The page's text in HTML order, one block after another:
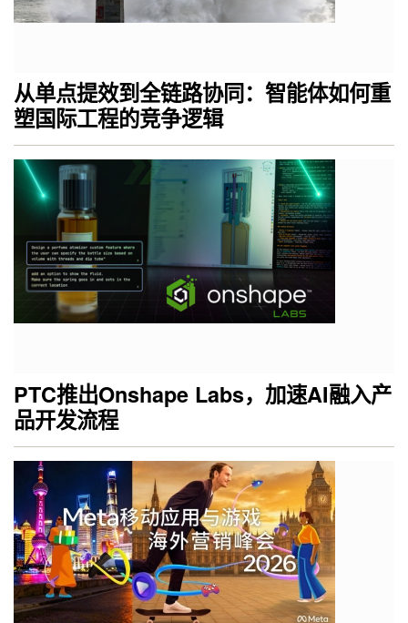
从单点提效到全链路协同：智能体如何重
塑国际工程的竞争逻辑
PTC推出Onshape Labs，加速AI融入产
品开发流程